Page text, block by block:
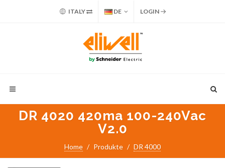
ITALY DE LOGIN
DR 4020 420ma 100-240Vac
V2.0
Home Produkte DR 4000